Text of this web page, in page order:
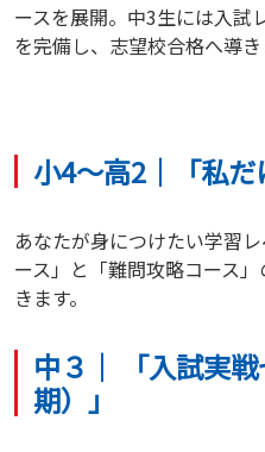
ースを展開。中3生には入試
を完備し、志望校合格へ導き
小4～高2｜「私だ
あなたが身につけたい学習
ース」と「難問攻略コース
きます。
中３｜ 「入試実
期）」